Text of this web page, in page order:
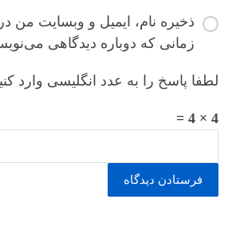
ذخیره نام، ایمیل و وبسایت من
زمانی که دوباره دیدگاهی
لطفا پاسخ را به عدد انگلیسی وارد
4 × 4 =
فرستادن دیدگاه